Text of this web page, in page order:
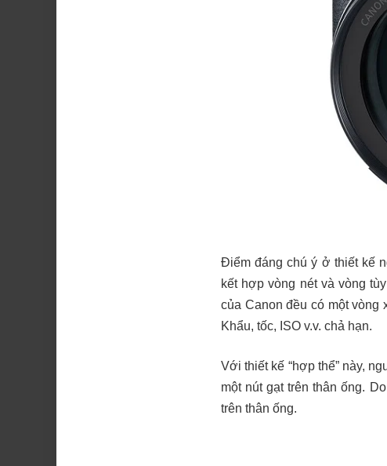
Điểm đáng chú ý ở thiết kế
kết hợp vòng nét và vòng
của Canon đều có một vòng
Khẩu, tốc, ISO v.v. chả hạn.
Với thiết kế “hợp thể” này,
một nút gạt trên thân ống.
trên thân ống.